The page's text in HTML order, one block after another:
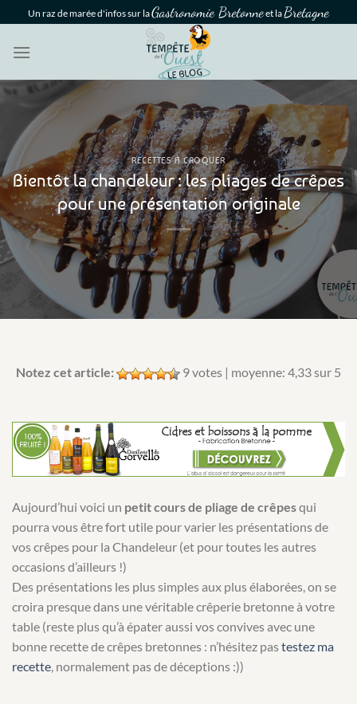
Passer
au
contenu
Un raz de marée d'infos sur laGastronomie Bretonneet laBretagne
RECETTES À CROQUER
Bientôt la chandeleur : les pliages de crêpes
pour une présentation originale
Notez cet article: 9votes | moyenne: 4,33sur 5
Aujourd’hui voici un petit cours de pliage de crêpesqui
pourra vous être fort utile pour varier les présentations de
vos crêpes pour la Chandeleur (et pour toutes les autres
occasions d’ailleurs !)
Des présentations les plus simples aux plus élaborées, on se
croira presque dans une véritable crêperie bretonne à votre
table (reste plus qu’à épater aussi vos convives avec une
bonne recette de crêpes bretonnes : n’hésitez pastestez ma
recette, normalement pas de déceptions :))